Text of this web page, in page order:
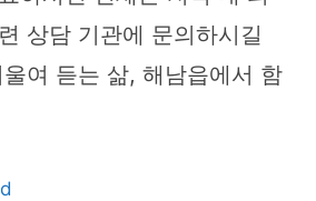
상담 기관에 문의하시길
여 듣는 삶, 해남읍에서 함